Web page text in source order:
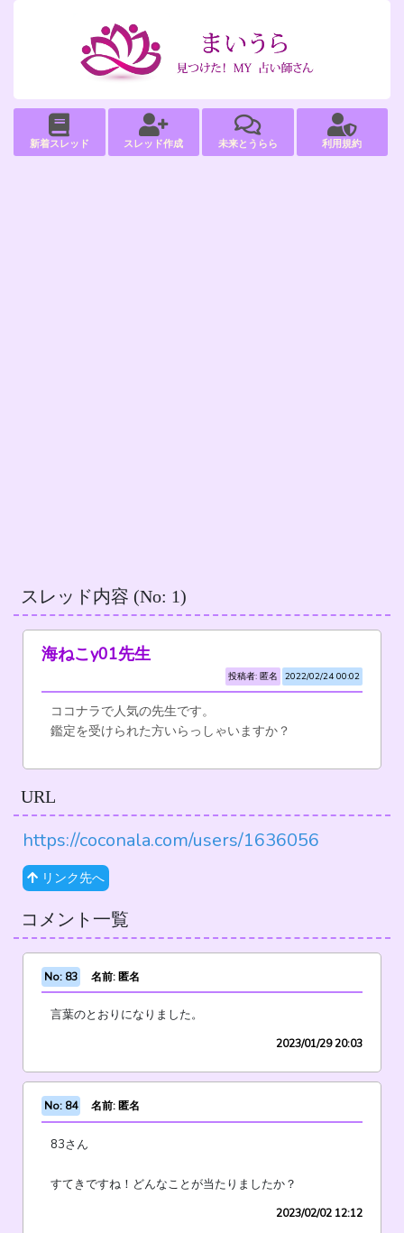
新着スレッド スレッド作成 未来とうらら 利用規約
スレッド内容 (No: 1)
海ねこy01先生
投稿者: 匿名 2022/02/24 00:02
ココナラで人気の先生です。
鑑定を受けられた方いらっしゃいますか？
URL
https://coconala.com/users/1636056
リンク先へ
コメント一覧
No: 83 名前: 匿名
言葉のとおりになりました。
2023/01/29 20:03
No: 84 名前: 匿名
83さん
すてきですね！どんなことが当たりましたか？
2023/02/02 12:12